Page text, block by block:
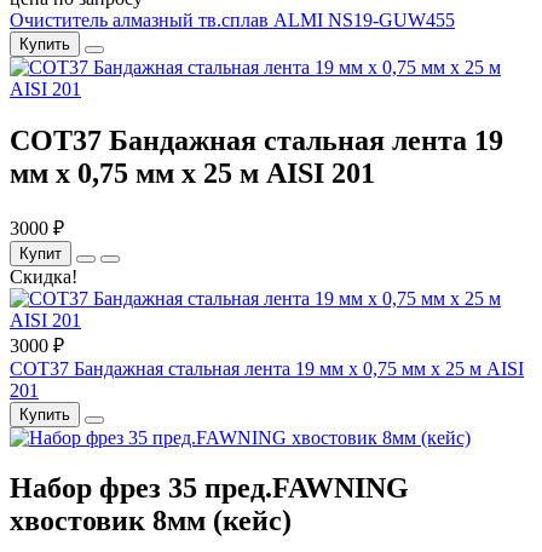
Очиститель алмазный тв.сплав ALMI NS19-GUW455
Купить
COT37 Бандажная стальная лента 19
мм x 0,75 мм x 25 м AISI 201
3000 ₽
Купит
Скидка!
3000 ₽
COT37 Бандажная стальная лента 19 мм x 0,75 мм x 25 м AISI
201
Купить
Набор фрез 35 пред.FAWNING
хвостовик 8мм (кейс)